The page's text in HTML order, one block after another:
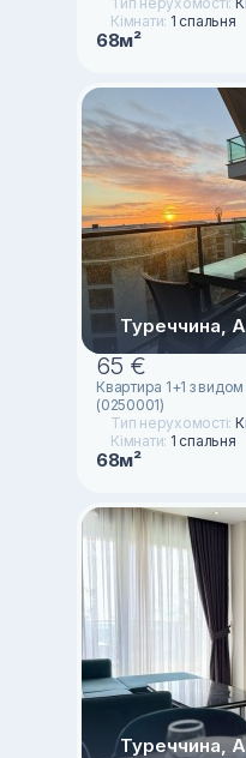
Кімнати: 1 спальня
68м²
Туреччина,
65 €
Квартира 1+1 з
(0250001)
Тип нерухомості:
Кімнати: 1 спальня
68м²
Туреччина,